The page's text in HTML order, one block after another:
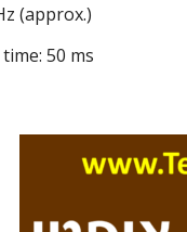
(approx.)
50 ms